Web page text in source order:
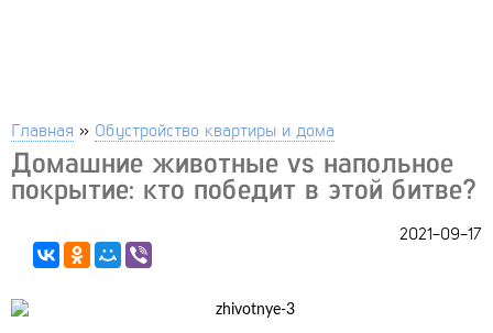
Главная » Обустройство квартиры и дома
Домашние животные vs напольное
покрытие: кто победит в этой битве?
2021-09-17